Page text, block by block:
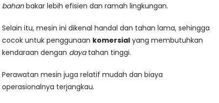
bahanbakar lebih efisien dan ramah lingkungan.
Selain itu, mesin ini dikenal handal dan tahan lama, sehingga
cocok untuk penggunaan komersial yang membutuhkan
kendaraan dengan dayatahan tinggi.
Perawatan mesin juga relatif mudah dan biaya
operasionalnya terjangkau.